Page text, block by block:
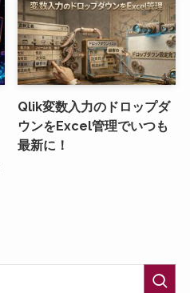
Qlik変数入力のドロップダ
ウンをExcel管理でいつも
最新に！